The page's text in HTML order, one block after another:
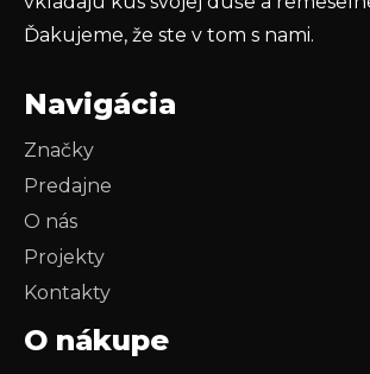
Ďakujeme, že ste v tom s nami.
Navigácia
Značky
Predajne
O nás
Projekty
Kontakty
O nákupe